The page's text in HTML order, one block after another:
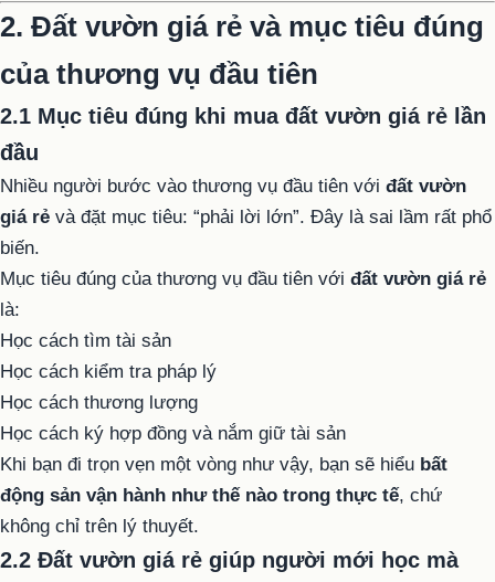
2. Đất vườn giá rẻ và mục tiêu đúng
của thương vụ đầu tiên
2.1 Mục tiêu đúng khi mua đất vườn giá rẻ lần
đầu
Nhiều người bước vào thương vụ đầu tiên với đất vườn
giá rẻ và đặt mục tiêu: “phải lời lớn”. Đây là sai lầm rất phổ
biến.
Mục tiêu đúng của thương vụ đầu tiên với đất vườn giá rẻ
là:
Học cách tìm tài sản
Học cách kiểm tra pháp lý
Học cách thương lượng
Học cách ký hợp đồng và nắm giữ tài sản
Khi bạn đi trọn vẹn một vòng như vậy, bạn sẽ hiểu bất
động sản vận hành như thế nào trong thực tế, chứ
không chỉ trên lý thuyết.
2.2 Đất vườn giá rẻ giúp người mới học mà